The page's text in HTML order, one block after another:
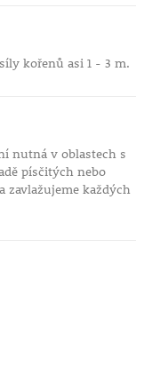
kořenů asi 1 - 3 m.
nutná v oblastech s
písčitých nebo
zavlažujeme každých